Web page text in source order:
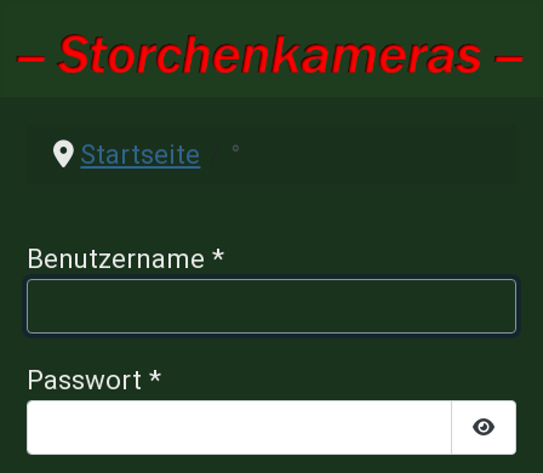
Startseite °
Benutzername *
Passwort *